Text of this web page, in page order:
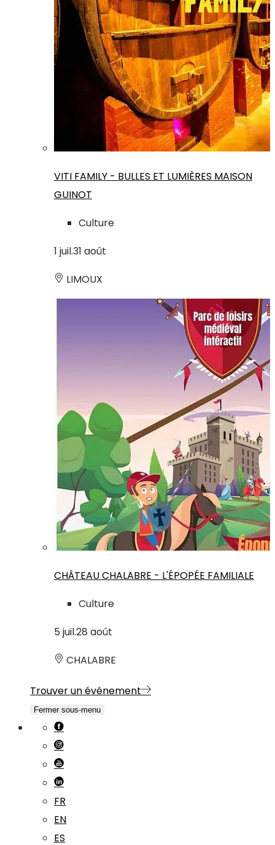
VITI FAMILY - BULLES ET LUMIÈRES MAISON
GUINOT
Culture
1 juil.31 août
LIMOUX
CHÂTEAU CHALABRE - L'ÉPOPÉE FAMILIALE
Culture
5 juil.28 août
CHALABRE
Trouver un événement
Fermer sous-menu
FR
EN
ES